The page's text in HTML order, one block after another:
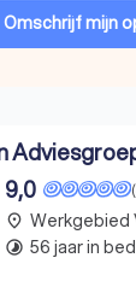
Omschrijf mijn
9,0
place Werkgebied
timelapse 56 jaar in